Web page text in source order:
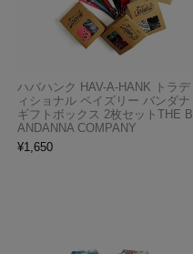
ハバハンク HAV-A-HANK トラデ
ィショナル ペイズリー バンダナ
ギフトボックス 2枚セットTHE B
ANDANNA COMPANY
¥1,650